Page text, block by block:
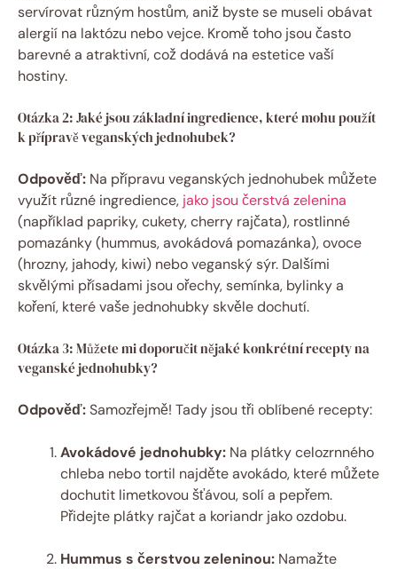
servírovat různým hostům, aniž byste se museli obávat
alergií na laktózu nebo vejce. Kromě toho jsou často
barevné a atraktivní, což dodává na estetice vaší
hostiny.
Otázka 2: Jaké jsou základní ingredience, které mohu použít
k přípravě veganských jednohubek?
Odpověď: Na přípravu veganských jednohubek můžete
využít různé ingredience, jako jsou čerstvá zelenina
(například papriky, cukety, cherry rajčata), rostlinné
pomazánky (hummus, avokádová pomazánka), ovoce
(hrozny, jahody, kiwi) nebo veganský sýr. Dalšími
skvělými přísadami jsou ořechy, semínka, bylinky a
koření, které vaše jednohubky skvěle dochutí.
Otázka 3: Můžete mi doporučit nějaké konkrétní recepty na
veganské jednohubky?
Odpověď:Samozřejmě! Tady jsou tři oblíbené recepty:
Avokádové jednohubky: Na plátky celozrnného
chleba nebo tortil najděte avokádo, které můžete
dochutit limetkovou šťávou, solí a pepřem.
Přidejte plátky rajčat a koriandr jako ozdobu.
Hummus s čerstvou zeleninou: Namažte